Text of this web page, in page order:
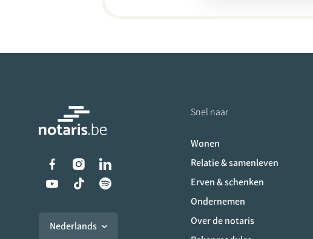
Liens vers les réseaux sociaux
Nederlands
Snel naar
Wonen
Relatie & samenleven
Erven & schenken
Ondernemen
Over de notaris